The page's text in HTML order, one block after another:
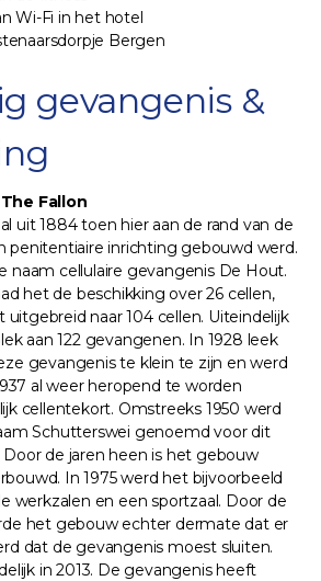
Wi-Fi in het hotel
Bergen
gevangenis &
Fallon
uit 1884 toen hier aan de rand van de
penitentiaire inrichting gebouwd werd.
naam cellulaire gevangenis De Hout.
het de beschikking over 26 cellen,
uitgebreid naar 104 cellen. Uiteindelijk
aan 122 gevangenen. In 1928 leek
gevangenis te klein te zijn en werd
al weer heropend te worden
cellentekort. Omstreeks 1950 werd
Schutterswei genoemd voor dit
de jaren heen is het gebouw
In 1975 werd het bijvoorbeeld
werkzalen en een sportzaal. Door de
het gebouw echter dermate dat er
dat de gevangenis moest sluiten.
in 2013. De gevangenis heeft